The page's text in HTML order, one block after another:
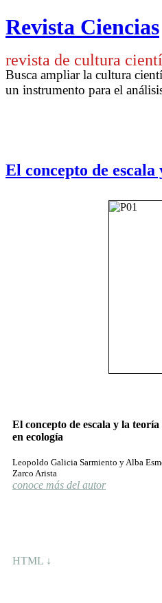
Revista Ciencias
revista de cultura
Busca ampliar la cultura
un instrumento para el
El concepto de
El concepto de escala y la
en ecología
Leopoldo Galicia Sarmiento y Alba
Zarco Arista
conoce más del autor
HTML ↓